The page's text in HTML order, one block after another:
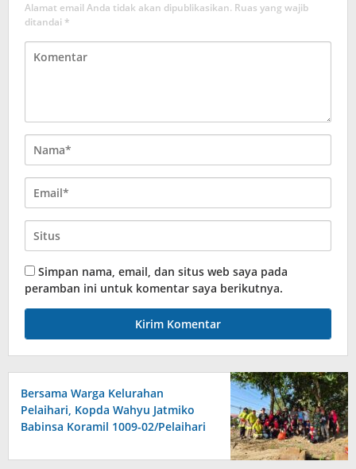
Alamat email Anda tidak akan dipublikasikan. Ruas yang wajib
ditandai *
Simpan nama, email, dan situs web saya pada
peramban ini untuk komentar saya berikutnya.
Bersama Warga Kelurahan
Pelaihari, Kopda Wahyu Jatmiko
Babinsa Koramil 1009-02/Pelaihari